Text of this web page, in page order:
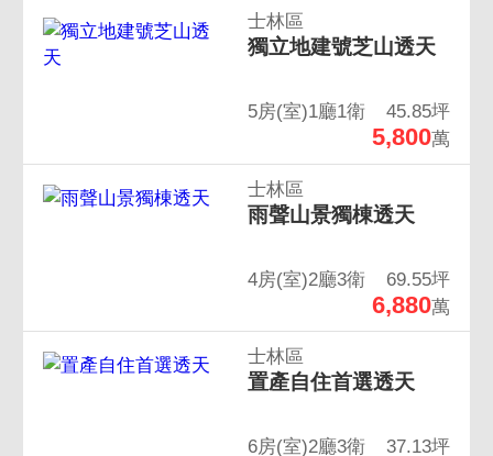
士林區
獨立地建號芝山透天
5房(室)1廳1衛 45.85坪
5,800萬
士林區
雨聲山景獨棟透天
4房(室)2廳3衛 69.55坪
6,880萬
士林區
置產自住首選透天
6房(室)2廳3衛 37.13坪